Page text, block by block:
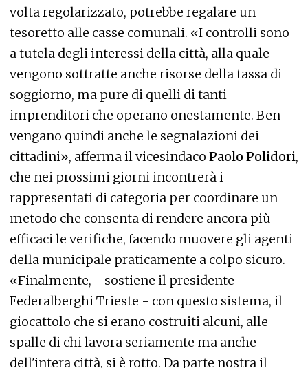
volta regolarizzato, potrebbe regalare un
tesoretto alle casse comunali. «I controlli sono
a tutela degli interessi della città, alla quale
vengono sottratte anche risorse della tassa di
soggiorno, ma pure di quelli di tanti
imprenditori che operano onestamente. Ben
vengano quindi anche le segnalazioni dei
cittadini», afferma il vicesindaco Paolo Polidori,
che nei prossimi giorni incontrerà i
rappresentati di categoria per coordinare un
metodo che consenta di rendere ancora più
efficaci le verifiche, facendo muovere gli agenti
della municipale praticamente a colpo sicuro.
«Finalmente, - sostiene il presidente
Federalberghi Trieste - con questo sistema, il
giocattolo che si erano costruiti alcuni, alle
spalle di chi lavora seriamente ma anche
dell'intera città, si è rotto. Da parte nostra il